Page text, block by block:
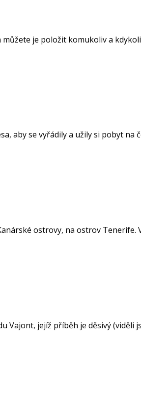
je položit komukoliv a
aby se vyřádily a užily si pobyt na
ostrovy, na ostrov Tenerife.
jejíž příběh je děsivý (viděli